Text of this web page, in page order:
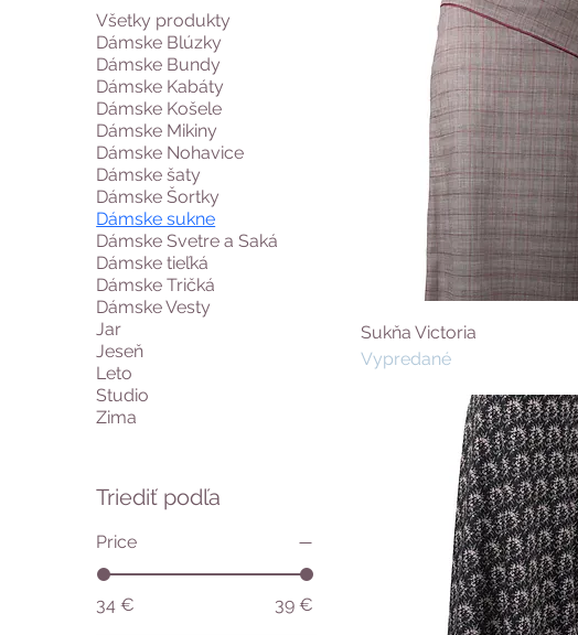
kvalitnými značkovými sukňami za výnimočné ceny.
Všetky produkty
Dámske Blúzky
Dámske Bundy
Dámske Kabáty
Dámske Košele
Dámske Mikiny
Dámske Nohavice
Dámske šaty
Dámske Šortky
Dámske sukne
Dámske Svetre a Saká
Dámske tieľká
Dámske Tričká
Dámske Vesty
Jar
Jeseň
Leto
Studio
Zima
Triediť podľa
Price
34 € 39 €
Sukňa Victoria
Vypredané